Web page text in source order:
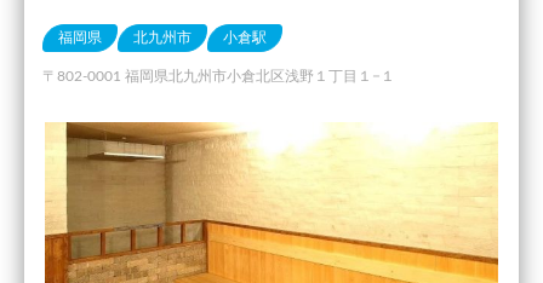
福岡県 北九州市 小倉駅
〒802-0001 福岡県北九州市小倉北区浅野１丁目１−１